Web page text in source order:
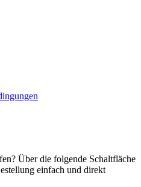
Über die folgende Schaltfläche
einfach und direkt